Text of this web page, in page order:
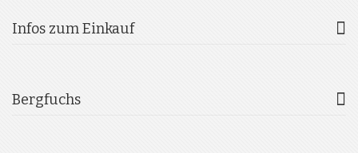
Infos zum Einkauf
Bergfuchs